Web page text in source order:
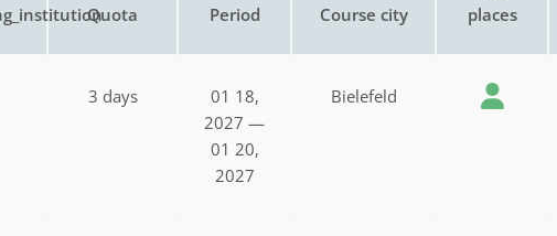
Quota Period Course city
places
3 days
01 18,
2027 —
01 20,
2027
Bielefeld